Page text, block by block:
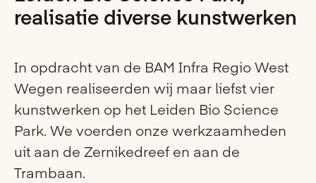
realisatie diverse kunstwerken
In opdracht van de BAM Infra Regio West
Wegen realiseerden wij maar liefst vier
kunstwerken op het Leiden Bio Science
Park. We voerden onze werkzaamheden
uit aan de Zernikedreef en aan de
Trambaan.